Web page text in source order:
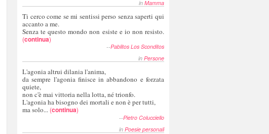
in Mamma
Ti cerco come se mi sentissi perso senza saperti qui
accanto a me.
Senza te questo mondo non esiste e io non resisto.
(continua)
--Pablitos Los Sconditos
in Persone
L'agonia altrui dilania l'anima,
da sempre l'agonia finisce in abbandono e forzata
quiete,
non c'è mai vittoria nella lotta, né trionfo.
L'agonia ha bisogno dei mortali e non è per tutti,
ma solo... (continua)
--Pietro Colucciello
in Poesie personali